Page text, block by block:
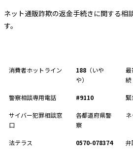
ネット通販詐欺の返金手続きに関する相
す。
消費者ホットライン 188 （いや
や）
続
警察相談専用電話 #9110
サイバー犯罪相談窓
口
各都道府県警
察
法テラス 0570-078374 弁